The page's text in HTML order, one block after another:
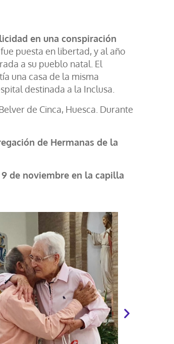
en una conspiración
puesta en libertad, y al año
a su pueblo natal. El
una casa de la misma
destinada a la Inclusa.
de Cinca, Huesca. ​Durante
de Hermanas de la
de noviembre en la capilla